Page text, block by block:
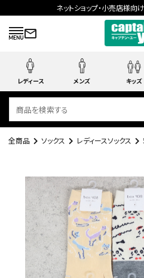
ネットショップ・小売店様向
mail_outline
レディース メンズ キッズ
ACCOUNT MENU
ようこそ ゲスト 様
ログイン person 会員登
全商品 ソックス レディースソックス